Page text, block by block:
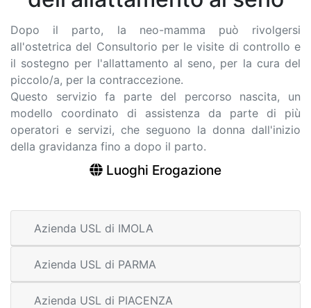
Dopo il parto, la neo-mamma può rivolgersi
all'ostetrica del Consultorio per le visite di controllo e
il sostegno per l'allattamento al seno, per la cura del
piccolo/a, per la contraccezione.
Questo servizio fa parte del percorso nascita, un
modello coordinato di assistenza da parte di più
operatori e servizi, che seguono la donna dall'inizio
della gravidanza fino a dopo il parto.
Luoghi Erogazione
Azienda USL di IMOLA
Azienda USL di PARMA
Azienda USL di PIACENZA